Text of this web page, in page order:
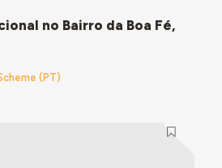
no Bairro da Boa Fé,
(PT)